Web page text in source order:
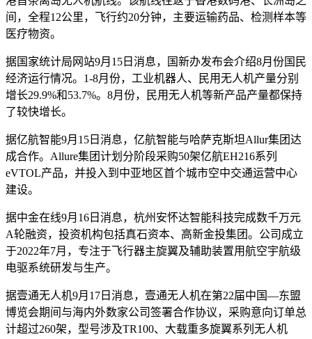
间，全程12公里，飞行约20分钟，主要运输药品、检测样本等
医疗物资。
据国家统计局网站9月15日消息，国新办发布会介绍8月份国民
经济运行情况。1-8月份，工业机器人、民用无人机产量分别
增长29.9%和53.7%。8月份，民用无人机等新产品产量都保持
了较快增长。
据亿航智能9月15日消息，亿航智能与哈萨克斯坦Allur集团达
成合作。Allure集团计划分阶段采购50架亿航EH216系列
eVTOL产品，并投入到中亚地区首个城市空中交通运营中心
建设。
据中金在线9月16日消息，杭州安怀达智能科技完成数千万元
A轮融资，投资机构包括真石资本、高新金投集团。公司成立
于2022年7月，专注于飞行器主旋翼及辅助装置用航空宇航级
电驱系统研发与生产。
据壹通无人机9月17日消息，壹通无人机在第22届中国—东盟
博览会期间与海内外数家公司签署合作协议，采购意向订单总
计超过260架，型号涉及TR100、大载重多旋翼系列无人机